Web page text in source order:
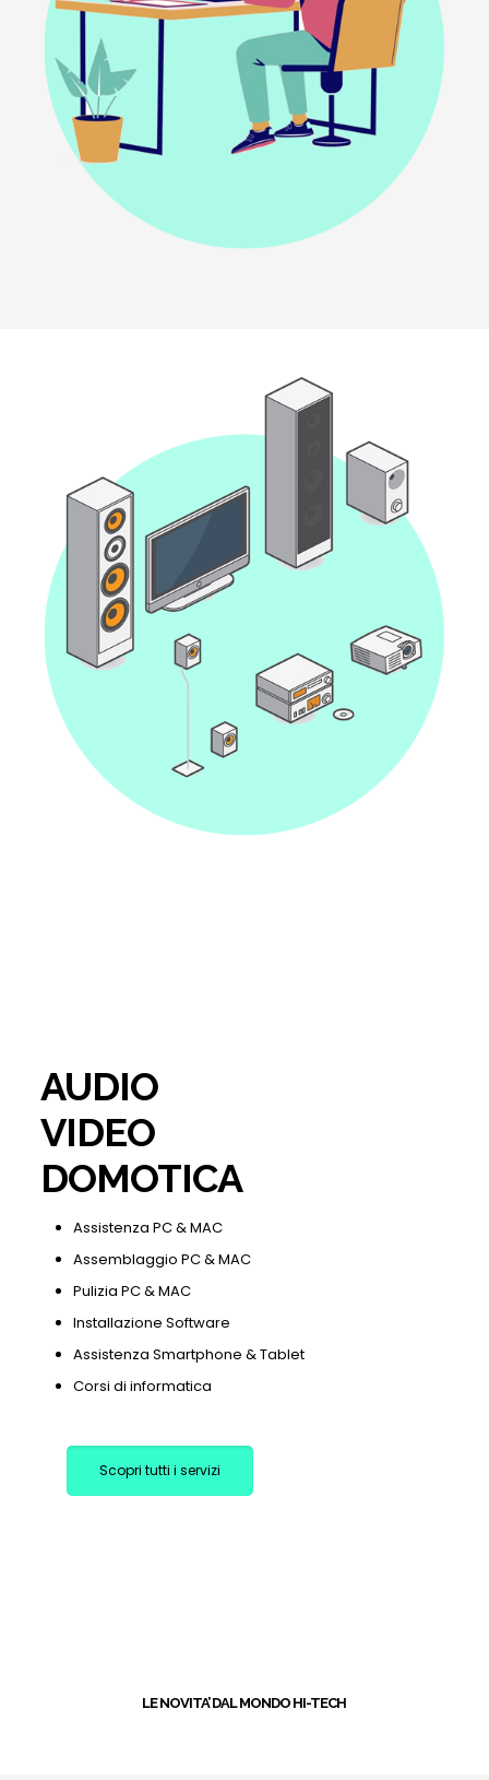
AUDIO
VIDEO
DOMOTICA
Assistenza PC & MAC
Assemblaggio PC & MAC
Pulizia PC & MAC
Installazione Software
Assistenza Smartphone & Tablet
Corsi di informatica
Scopri tutti i servizi
LE NOVITA’ DAL MONDO HI-TECH